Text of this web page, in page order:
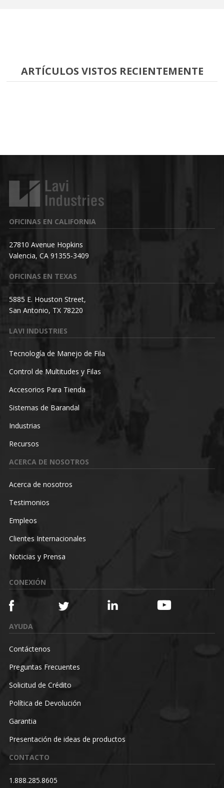
ARTÍCULOS VISTOS RECIENTEMENTE
OFICINAS EN CALIFORNIA
27810 Avenue Hopkins
Valencia, CA 91355-3409
OFICINAS EN TEXAS
5885 E. Houston Street,
San Antonio, TX 78220
LAVI INDUSTRIES
Tecnología de Manejo de Fila
Control de Multitudes y Filas
Accesorios Para Tienda
Sistemas de Barandal
Industrias
Recursos
ACERCA DE NOSOTROS
Acerca de nosotros
Testimonios
Empleos
Clientes Internacionales
Noticias y Prensa
CONEXIÓN
AYUDA
Contáctenos
Preguntas Frecuentes
Solicitud de Crédito
Política de Devolución
Garantia
Presentación de ideas de productos
CONTACTO
1.888.285.8605